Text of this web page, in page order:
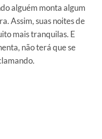
alguém monta algum
Assim, suas noites de
mais tranquilas. E
não terá que se